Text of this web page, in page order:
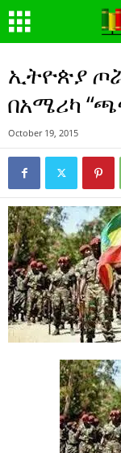
ኢትዮጵያ
በአሜሪካ
October 19, 2015